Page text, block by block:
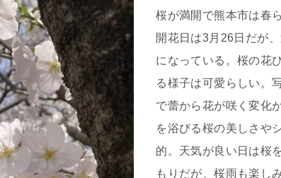
桜が満開で熊本市は春
開花日は3月26日だが
になっている。桜の花
る様子は可愛らしい。
で蕾から花が咲く変化
を浴びる桜の美しさや
的。天気が良い日は桜
もりだが、桜雨も楽し